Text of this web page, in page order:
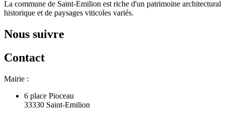
La commune de Saint-Emilion est riche d'un patrimoine architectural
historique et de paysages viticoles variés.
Nous suivre
Contact
Mairie :
6 place Pioceau
33330 Saint-Emilion